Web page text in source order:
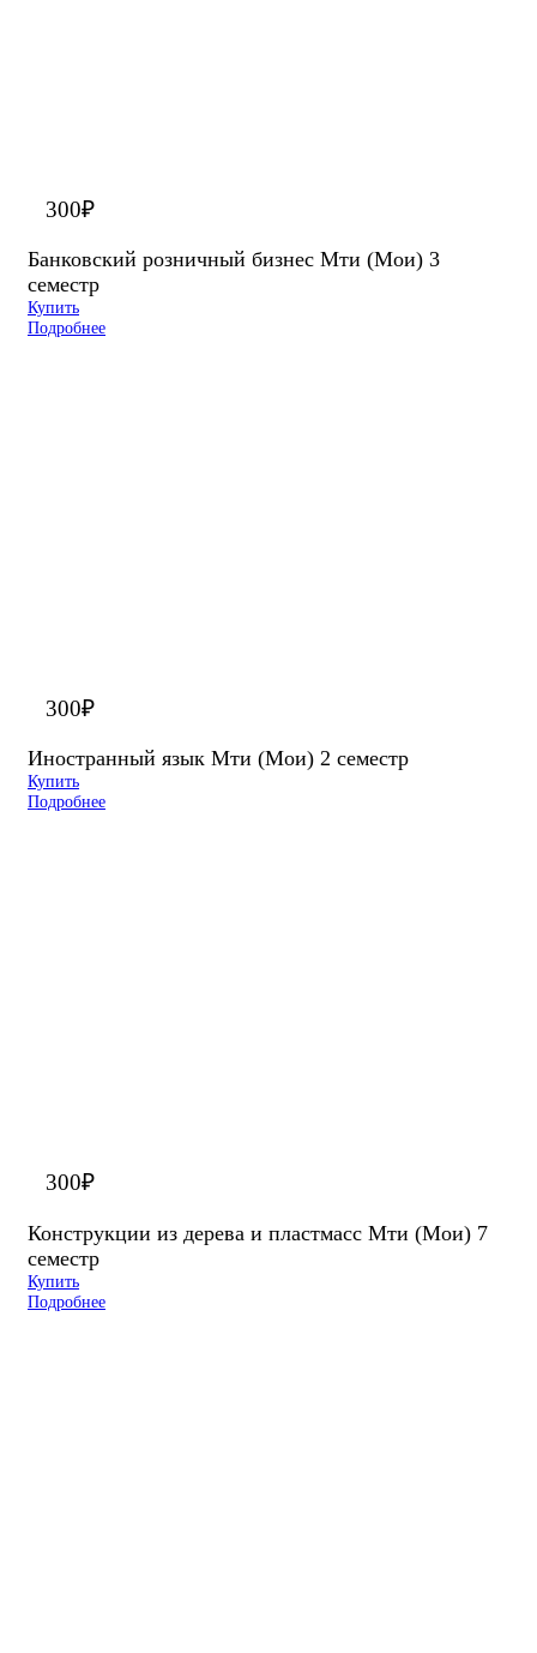
300₽
Банковский розничный бизнес Мти (Мои) 3
семестр
Купить
Подробнее
300₽
Иностранный язык Мти (Мои) 2 семестр
Купить
Подробнее
300₽
Конструкции из дерева и пластмасс Мти (Мои) 7
семестр
Купить
Подробнее